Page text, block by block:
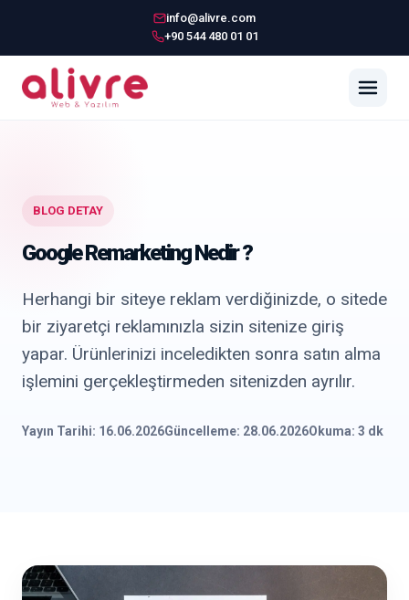
info@alivre.com
+90 544 480 01 01
BLOG DETAY
Google Remarketing Nedir ?
Herhangi bir siteye reklam verdiğinizde, o sitede
bir ziyaretçi reklamınızla sizin sitenize giriş
yapar. Ürünlerinizi inceledikten sonra satın alma
işlemini gerçekleştirmeden sitenizden ayrılır.
Yayın Tarihi: 16.06.2026Güncelleme: 28.06.2026Okuma: 3 dk